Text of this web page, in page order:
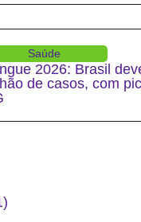
Saúde
2026: Brasil
de casos, com